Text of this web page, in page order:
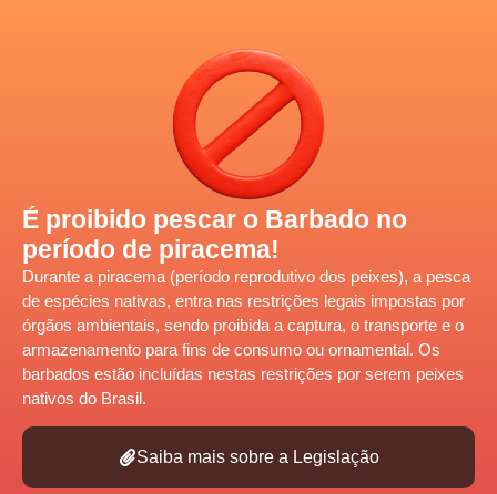
É proibido pescar o Barbado no
período de piracema!
Durante a piracema (período reprodutivo dos peixes), a pesca
de espécies nativas, entra nas restrições legais impostas por
órgãos ambientais, sendo proibida a captura, o transporte e o
armazenamento para fins de consumo ou ornamental. Os
barbados estão incluídas nestas restrições por serem peixes
nativos do Brasil.
Saiba mais sobre a Legislação